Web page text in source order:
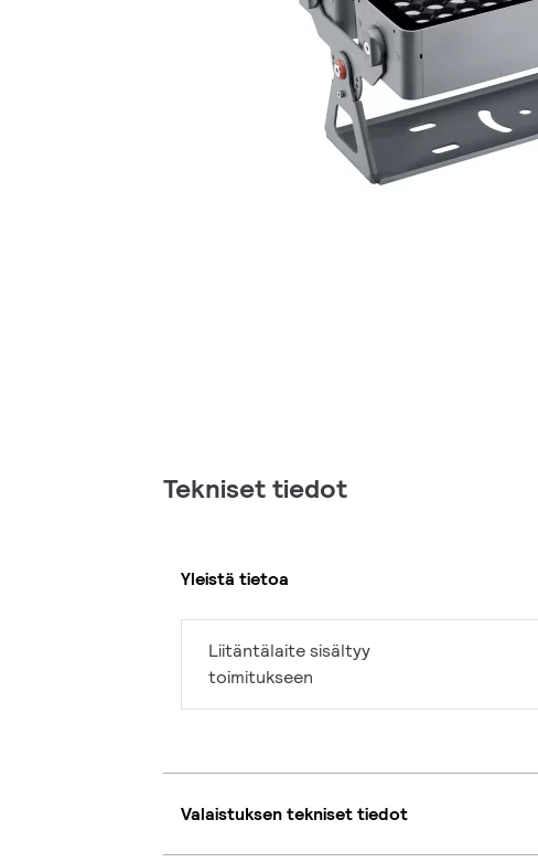
Tekniset tiedot
Yleistä tietoa
Liitäntälaite sisältyy
toimitukseen
Valaistuksen tekniset tiedot